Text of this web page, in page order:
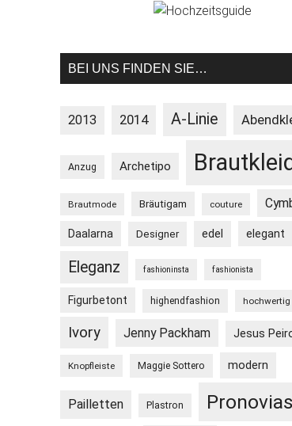
BEI UNS FINDEN SIE…
2013 2014 A-Linie
Anzug Archetipo Brautkleid
Brautmode Bräutigam couture
Daalarna Designer edel elegant
Eleganz fashioninsta fashionista
Figurbetont highendfashion hochwertig
Ivory Jenny Packham Jesus
Knopfleiste Maggie Sottero modern
Pailletten Plastron Pronovias